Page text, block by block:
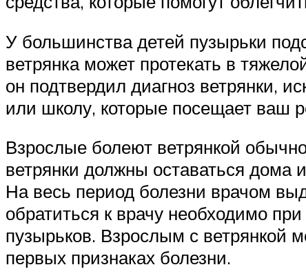
У большинства детей пузырьки
ветрянка может протекать в
он подтвердил диагноз ветрянки,
или школу, которые посещает ваш
Взрослые болеют ветрянкой
ветрянки должны оставаться дома
На весь период болезни врачом
обратиться к врачу необходимо
пузырьков. Взрослым с ветрянкой
первых признаках болезни.